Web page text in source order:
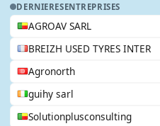
DERNIERESENTREPRISES
AGROAV SARL
BREIZH USED TYRES INTER
Agronorth
guihy sarl
Solutionplusconsulting